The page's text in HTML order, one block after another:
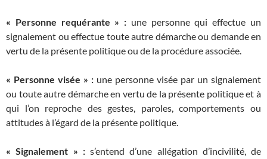
« Personne requérante » : une personne qui effectue un
signalement ou effectue toute autre démarche ou demande en
vertu de la présente politique ou de la procédure associée.
« Personne visée » : une personne visée par un signalement
ou toute autre démarche en vertu de la présente politique et à
qui l’on reproche des gestes, paroles, comportements ou
attitudes à l’égard de la présente politique.
« Signalement » : s’entend d’une allégation d’incivilité, de